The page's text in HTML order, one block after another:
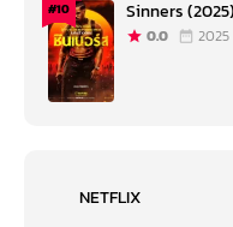
#10 Sinners
0.0 2025
NETFLIX